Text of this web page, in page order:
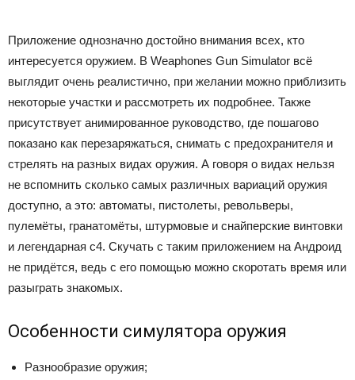
Приложение однозначно достойно внимания всех, кто
интересуется оружием. В Weaphones Gun Simulator всё
выглядит очень реалистично, при желании можно приблизить
некоторые участки и рассмотреть их подробнее. Также
присутствует анимированное руководство, где пошагово
показано как перезаряжаться, снимать с предохранителя и
стрелять на разных видах оружия. А говоря о видах нельзя
не вспомнить сколько самых различных вариаций оружия
доступно, а это: автоматы, пистолеты, револьверы,
пулемёты, гранатомёты, штурмовые и снайперские винтовки
и легендарная с4. Скучать с таким приложением на Андроид
не придётся, ведь с его помощью можно скоротать время или
разыграть знакомых.
Особенности симулятора оружия
Разнообразие оружия;